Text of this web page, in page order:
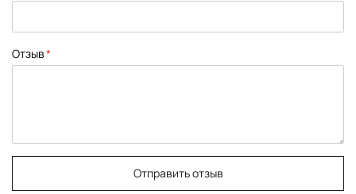
Отзыв
Отправить отзыв